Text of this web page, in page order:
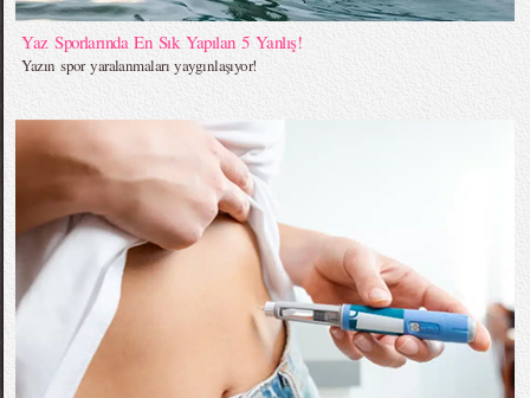
Yaz Sporlarında En Sık Yapılan 5 Yanlış!
Yazın spor yaralanmaları yaygınlaşıyor!